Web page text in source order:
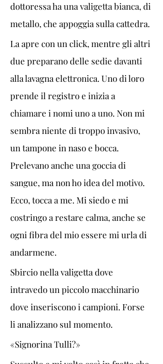
dottoressa ha una valigetta bianca, di
metallo, che appoggia sulla cattedra.
La apre con un click, mentre gli altri
due preparano delle sedie davanti
alla lavagna elettronica. Uno di loro
prende il registro e inizia a
chiamare i nomi uno a uno. Non mi
sembra niente di troppo invasivo,
un tampone in naso e bocca.
Prelevano anche una goccia di
sangue, ma non ho idea del motivo.
Ecco, tocca a me. Mi siedo e mi
costringo a restare calma, anche se
ogni fibra del mio essere mi urla di
andarmene.
Sbircio nella valigetta dove
intravedo un piccolo macchinario
dove inseriscono i campioni. Forse
li analizzano sul momento.
«Signorina Tulli?»